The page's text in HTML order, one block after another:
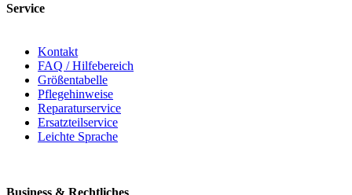
Service
Kontakt
FAQ / Hilfebereich
Größentabelle
Pflegehinweise
Reparaturservice
Ersatzteilservice
Leichte Sprache